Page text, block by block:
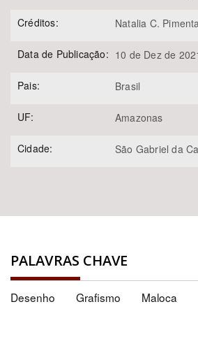
Créditos: Natalia C.
Data de Publicação: 10 de Dez de
Pais: Brasil
UF: Amazonas
Cidade: São Gabriel da
PALAVRAS CHAVE
Desenho Grafismo Maloca